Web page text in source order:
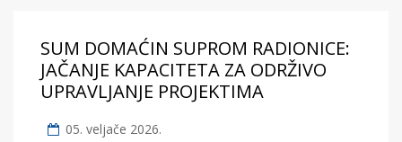
SUM DOMAĆIN SUPROM RADIONICE:
JAČANJE KAPACITETA ZA ODRŽIVO
UPRAVLJANJE PROJEKTIMA
05. veljače 2026.